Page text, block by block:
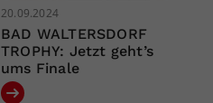
20.09.2024
BAD WALTERSDORF
TROPHY: Jetzt geht’s
ums Finale